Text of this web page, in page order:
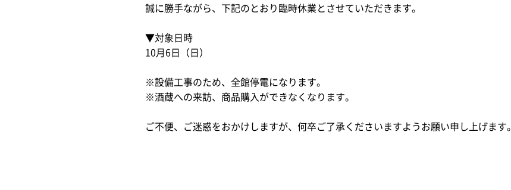
誠に勝手ながら、下記のとおり臨時休業とさせていただきます。
▼対象日時
10月6日（日）
※設備工事のため、全館停電になります。
※酒蔵への来訪、商品購入ができなくなります。
ご不便、ご迷惑をおかけしますが、何卒ご了承くださいますようお願い申し上げます。